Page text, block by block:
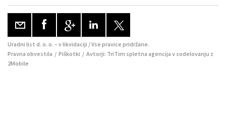
Uradni list d. o. o. – v likvidaciji / Vse pravice pridržane.
Pravna obvestila / Piškotki / Avtorji: TriTim spletna agencija v sodelovanju z
2Mobile